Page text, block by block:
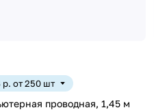
р. от 250 шт
проводная, 1,45 м